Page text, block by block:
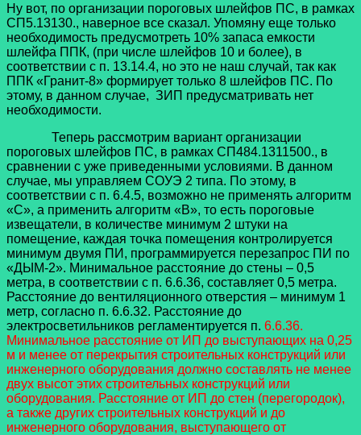
Ну вот, по организации пороговых шлейфов ПС, в рамках
СП5.13130., наверное все сказал. Упомяну еще только
необходимость предусмотреть 10% запаса емкости
шлейфа ППК, (при числе шлейфов 10 и более), в
соответствии с п. 13.14.4, но это не наш случай, так как
ППК «Гранит-8» формирует только 8 шлейфов ПС. По
этому, в данном случае, ЗИП предусматривать нет
необходимости.
Теперь рассмотрим вариант организации
пороговых шлейфов ПС, в рамках СП484.1311500., в
сравнении с уже приведенными условиями. В данном
случае, мы управляем СОУЭ 2 типа. По этому, в
соответствии с п. 6.4.5, возможно не применять алгоритм
«С», а применить алгоритм «В», то есть пороговые
извещатели, в количестве минимум 2 штуки на
помещение, каждая точка помещения контролируется
минимум двумя ПИ, программируется перезапрос ПИ по
«ДЫМ-2». Минимальное расстояние до стены – 0,5
метра, в соответствии с п. 6.6.36, составляет 0,5 метра.
Расстояние до вентиляционного отверстия – минимум 1
метр, согласно п. 6.6.32. Расстояние до
электросветильников регламентируется п. 6.6.36.
Минимальное расстояние от ИП до выступающих на 0,25
м и менее от перекрытия строительных конструкций или
инженерного оборудования должно составлять не менее
двух высот этих строительных конструкций или
оборудования. Расстояние от ИП до стен (перегородок),
а также других строительных конструкций и до
инженерного оборудования, выступающего от